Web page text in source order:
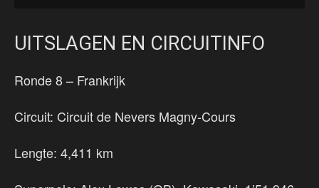
UITSLAGEN EN CIRCUITINFO
Ronde 8 – Frankrijk
Circuit: Circuit de Nevers Magny-Cours
Lengte: 4,411 km